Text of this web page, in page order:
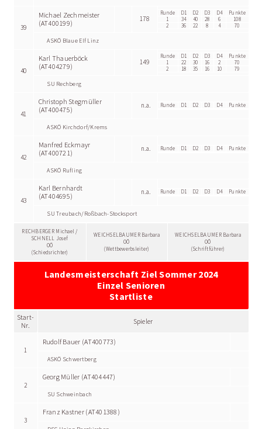
39
Michael Zechmeister
(AT400199)
178
Runde D1 D2 D3 D4
Punkte
1
34 40 28 6
108
2
36 22 8 4 70
ASKÖ Blaue Elf Linz
40
Karl Thauerböck
(AT404279)
149
Runde D1 D2 D3 D4
Punkte
1
22 30 16 2
70
2
18 35 16 10 79
SU Rechberg
41
Christoph Stegmüller
(AT400475)
n.a. Runde D1 D2 D3 D4 Punkte
ASKÖ Kirchdorf/Krems
42
Manfred Eckmayr
(AT400721)
n.a. Runde D1 D2 D3 D4 Punkte
ASKÖ Rufling
43
Karl Bernhardt
(AT404695)
n.a. Runde D1 D2 D3 D4 Punkte
SU Treubach/Roßbach-Stocksport
RECHBERGER Michael /
SCHNELL Josef
OÖ
(Schiedsrichter)
WEICHSELBAUMER Barbara
OÖ
(Wettbewerbsleiter)
WEICHSELBAUMER Barbara
OÖ
(Schriftführer)
Landesmeisterschaft Ziel Sommer 2024
Einzel Senioren
Startliste
Start-
Nr.
Spieler
1
Rudolf Bauer (AT400773)
ASKÖ Schwertberg
2
Georg Müller (AT404447)
SU Schweinbach
3
Franz Kastner (AT401388)